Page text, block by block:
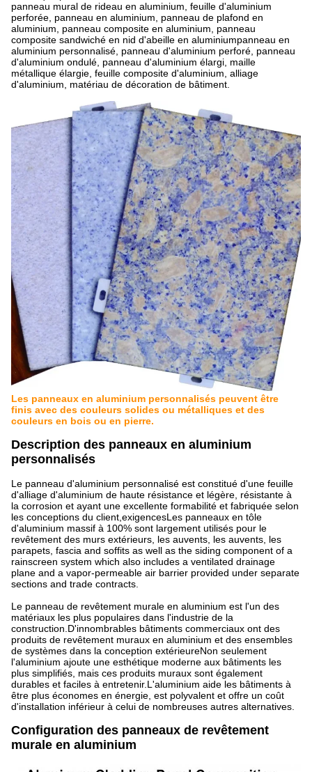
panneau mural de rideau en aluminium, feuille d'aluminium
perforée, panneau en aluminium, panneau de plafond en
aluminium, panneau composite en aluminium, panneau
composite sandwiché en nid d'abeille en aluminiumpanneau en
aluminium personnalisé, panneau d'aluminium perforé, panneau
d'aluminium ondulé, panneau d'aluminium élargi, maille
métallique élargie, feuille composite d'aluminium, alliage
d'aluminium, matériau de décoration de bâtiment.
Les panneaux en aluminium personnalisés peuvent être
finis avec des couleurs solides ou métalliques et des
couleurs en bois ou en pierre.
Description des panneaux en aluminium
personnalisés
Le panneau d'aluminium personnalisé est constitué d'une feuille
d'alliage d'aluminium de haute résistance et légère, résistante à
la corrosion et ayant une excellente formabilité et fabriquée selon
les conceptions du client,exigencesLes panneaux en tôle
d'aluminium massif à 100% sont largement utilisés pour le
revêtement des murs extérieurs, les auvents, les auvents, les
parapets, fascia and soffits as well as the siding component of a
rainscreen system which also includes a ventilated drainage
plane and a vapor-permeable air barrier provided under separate
sections and trade contracts.
Le panneau de revêtement murale en aluminium est l'un des
matériaux les plus populaires dans l'industrie de la
construction.D'innombrables bâtiments commerciaux ont des
produits de revêtement muraux en aluminium et des ensembles
de systèmes dans la conception extérieureNon seulement
l'aluminium ajoute une esthétique moderne aux bâtiments les
plus simplifiés, mais ces produits muraux sont également
durables et faciles à entretenir.L'aluminium aide les bâtiments à
être plus économes en énergie, est polyvalent et offre un coût
d'installation inférieur à celui de nombreuses autres alternatives.
Configuration des panneaux de revêtement
murale en aluminium